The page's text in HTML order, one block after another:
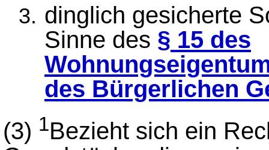
dinglich gesicherte
Sinne des § 15 des
des Bürgerlichen
(3) 1Bezieht sich ein